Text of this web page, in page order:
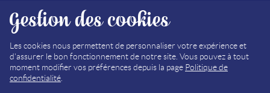
PLAN DU SITE
MÉDIATHÈQUE
MENTIONS LÉGALES
Gestion des cookies
Les cookies nous permettent de personnaliser votre expérience et
d'assurer le bon fonctionnement de notre site. Vous pouvez à tout
moment modifier vos préférences depuis la page Politique de
confidentialité